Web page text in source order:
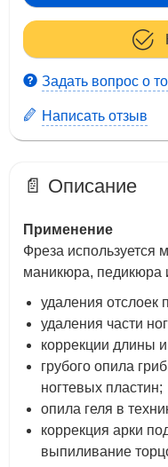
Задать вопрос о
Написать отзыв
📄 Описание
Применение
Фреза используется
маникюра, педикюра
удаления отслоек
удаления части
коррекции длины
грубого опила
ногтевых пластин;
опила геля в
коррекция арки
выпиливание